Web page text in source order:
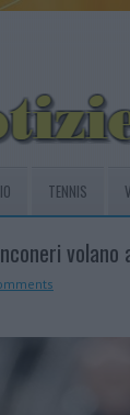
TENNIS
volano